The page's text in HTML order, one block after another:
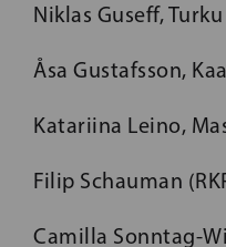
Niklas Guseff, Turku
Åsa Gustafsson,
Katariina Leino,
Filip Schauman
Camilla Sonntag-